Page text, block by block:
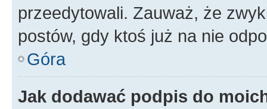
przeedytowali. Zauważ, że
postów, gdy ktoś już na nie
Góra
Jak dodawać podpis do